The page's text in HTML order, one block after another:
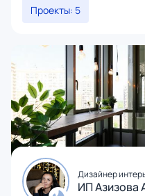
Проекты: 5
Дизайнер
ИП Азизова